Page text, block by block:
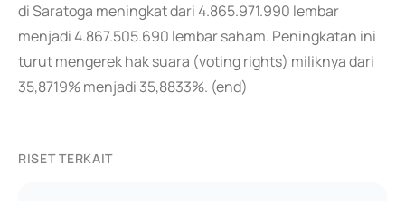
di Saratoga meningkat dari 4.865.971.990 lembar
menjadi 4.867.505.690 lembar saham. Peningkatan ini
turut mengerek hak suara (voting rights) miliknya dari
35,8719% menjadi 35,8833%. (end)
RISET TERKAIT